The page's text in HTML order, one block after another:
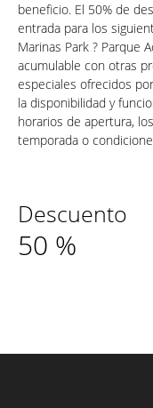
beneficio. El 50% de
entrada para los
Marinas Park ? Parque
acumulable con otras
especiales ofrecidos
la disponibilidad y
horarios de apertura,
temporada o
Descuento
50 %